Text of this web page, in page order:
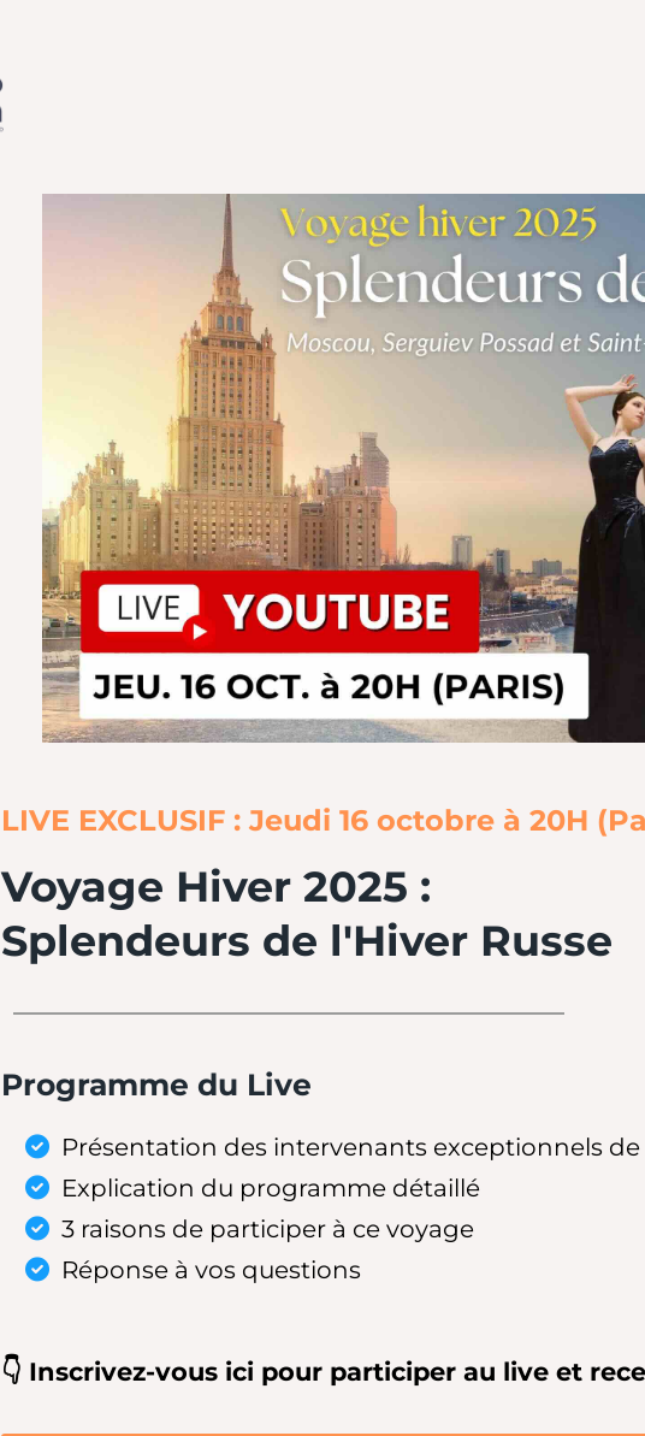
LIVE EXCLUSIF : Jeudi 16 octobre à 20H
Voyage Hiver 2025 :
Splendeurs de l'Hiver Russe
Programme du Live
Présentation des intervenants exceptionnels de
Explication du programme détaillé
3 raisons de participer à ce voyage
Réponse à vos questions
👇 Inscrivez-vous ici pour participer au live et